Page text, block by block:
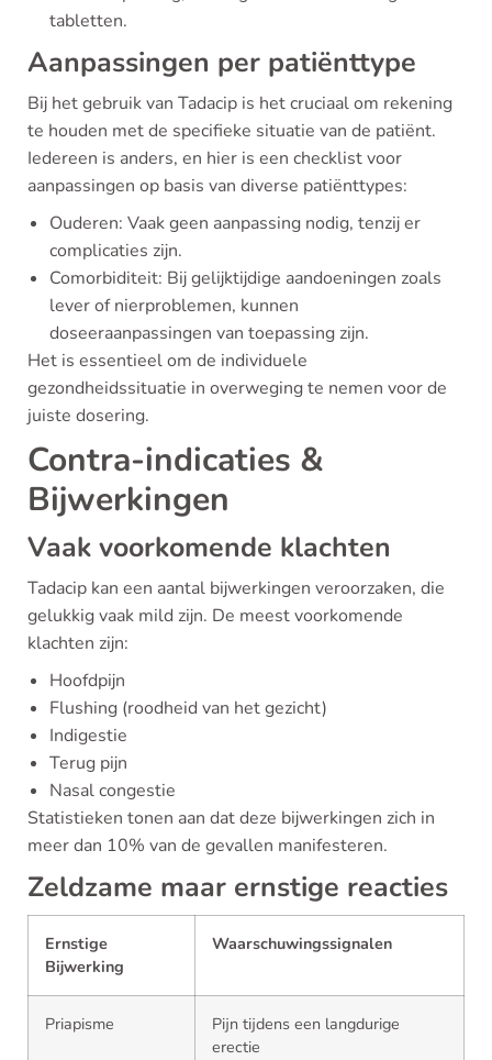
tabletten.
Aanpassingen per patiënttype
Bij het gebruik van Tadacip is het cruciaal om rekening
te houden met de specifieke situatie van de patiënt.
Iedereen is anders, en hier is een checklist voor
aanpassingen op basis van diverse patiënttypes:
Ouderen: Vaak geen aanpassing nodig, tenzij er
complicaties zijn.
Comorbiditeit: Bij gelijktijdige aandoeningen zoals
lever of nierproblemen, kunnen
doseeraanpassingen van toepassing zijn.
Het is essentieel om de individuele
gezondheidssituatie in overweging te nemen voor de
juiste dosering.
Contra-indicaties &
Bijwerkingen
Vaak voorkomende klachten
Tadacip kan een aantal bijwerkingen veroorzaken, die
gelukkig vaak mild zijn. De meest voorkomende
klachten zijn:
Hoofdpijn
Flushing (roodheid van het gezicht)
Indigestie
Terug pijn
Nasal congestie
Statistieken tonen aan dat deze bijwerkingen zich in
meer dan 10% van de gevallen manifesteren.
Zeldzame maar ernstige reacties
Ernstige
Bijwerking
Waarschuwingssignalen
Priapisme
Pijn tijdens een langdurige
erectie